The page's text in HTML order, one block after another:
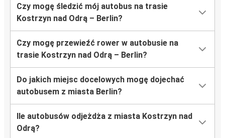
Czy mogę śledzić mój autobus na trasie
Kostrzyn nad Odrą – Berlin?
Czy mogę przewieźć rower w autobusie na
trasie Kostrzyn nad Odrą – Berlin?
Do jakich miejsc docelowych mogę dojechać
autobusem z miasta Berlin?
Ile autobusów odjeżdża z miasta Kostrzyn nad
Odrą?